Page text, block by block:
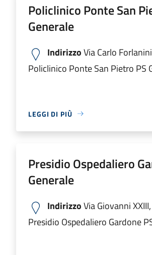
Policlinico Ponte San
Generale
IndirizzoVia Carlo
Policlinico Ponte San Pietro PS
LEGGI DI PIÙ
Presidio Ospedaliero
Generale
IndirizzoVia Giovanni
Presidio Ospedaliero Gardone